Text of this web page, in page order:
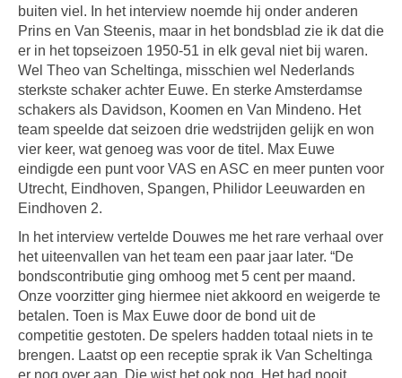
buiten viel. In het interview noemde hij onder anderen
Prins en Van Steenis, maar in het bondsblad zie ik dat die
er in het topseizoen 1950-51 in elk geval niet bij waren.
Wel Theo van Scheltinga, misschien wel Nederlands
sterkste schaker achter Euwe. En sterke Amsterdamse
schakers als Davidson, Koomen en Van Mindeno. Het
team speelde dat seizoen drie wedstrijden gelijk en won
vier keer, wat genoeg was voor de titel. Max Euwe
eindigde een punt voor VAS en ASC en meer punten voor
Utrecht, Eindhoven, Spangen, Philidor Leeuwarden en
Eindhoven 2.
In het interview vertelde Douwes me het rare verhaal over
het uiteenvallen van het team een paar jaar later. “De
bondscontributie ging omhoog met 5 cent per maand.
Onze voorzitter ging hiermee niet akkoord en weigerde te
betalen. Toen is Max Euwe door de bond uit de
competitie gestoten. De spelers hadden totaal niets in te
brengen. Laatst op een receptie sprak ik Van Scheltinga
er nog over aan. Die wist het ook nog. Het had nooit